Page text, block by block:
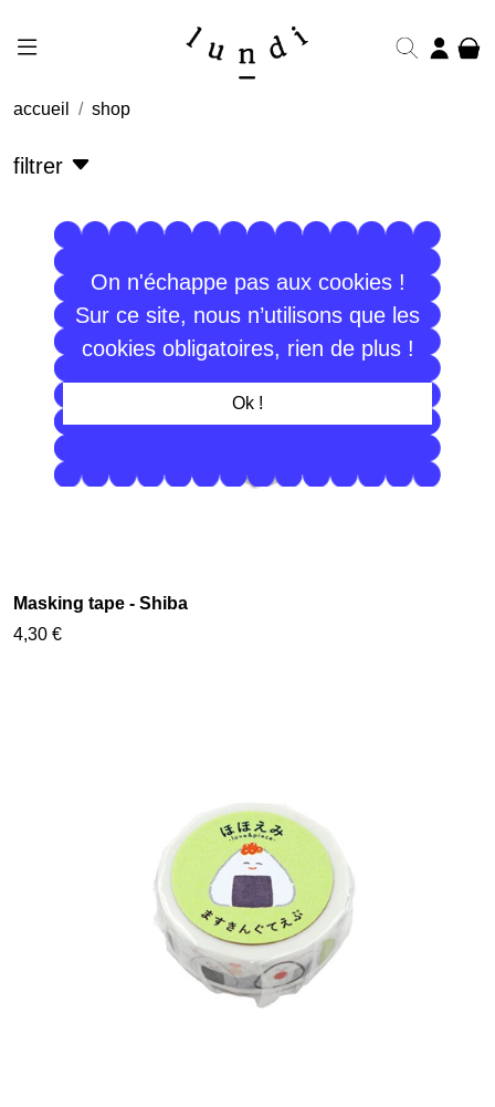
On n'échappe pas aux cookies !
Sur ce site, nous n’utilisons que les
cookies obligatoires, rien de plus !
Ok !
accueil shop
filtrer
Masking tape - Shiba
4,30 €